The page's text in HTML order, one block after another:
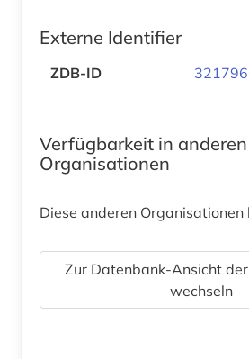
Externe Identifier
ZDB-ID
Verfügbarkeit in anderen
Organisationen
Diese anderen Organisationen
Zur Datenbank-Ansicht
wechseln